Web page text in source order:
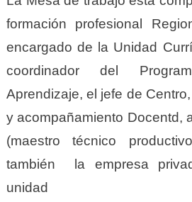
formación profesional
encargado de la Unidad
coordinador del
Aprendizaje, el jefe de
y acompañamiento Docentd,
(maestro técnico
también la empresa
unidad